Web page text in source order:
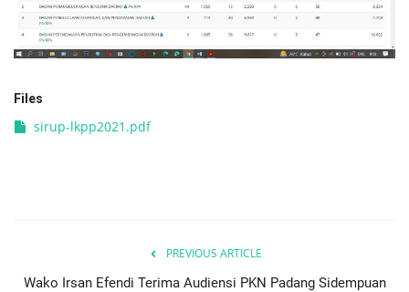
PEMERINTAHAN
DOKUMENTASI
KONTAK
Files
sirup-lkpp2021.pdf
PREVIOUS ARTICLE
Wako Irsan Efendi Terima Audiensi PKN Padang Sidempuan